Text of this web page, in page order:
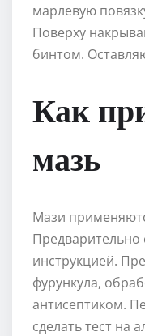
марлевую
Поверху
бинтом.
Как
мазь
Мази
Предварительно
инструкцией.
фурункула,
антисептиком.
сделать тест на